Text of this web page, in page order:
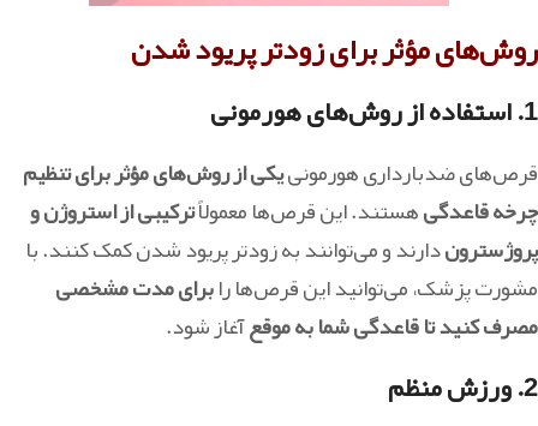
روش‌های مؤثر برای زودتر پریود شدن
1. استفاده از روش‌های هورمونی
قرص‌های ضدبارداری هورمونییکی از روش‌های مؤثر برای تنظیم
چرخه قاعدگیهستند. این قرص‌ها معمولاًترکیبی از استروژن و
پروژستروندارند و می‌توانند به زودتر پریود شدن کمک کنند. با
مشورت پزشک، می‌توانید این قرص‌ها رابرای مدت مشخصی
مصرف کنید تا قاعدگی شما به موقعآغاز شود.
2. ورزش منظم